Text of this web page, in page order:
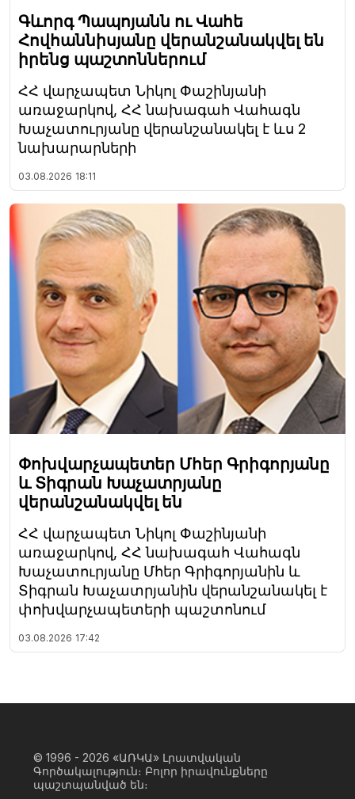
Գևորգ Պապոյանն ու Վահե
Հովհաննիսյանը վերանշանակվել են
իրենց պաշտոններում
ՀՀ վարչապետ Նիկոլ Փաշինյանի
առաջարկով, ՀՀ նախագահ Վահագն
Խաչատուրյանը վերանշանակել է ևս 2
նախարարների
03.08.2026 18:11
Փոխվարչապետեր Մհեր Գրիգորյանը
և Տիգրան Խաչատրյանը
վերանշանակվել են
ՀՀ վարչապետ Նիկոլ Փաշինյանի
առաջարկով, ՀՀ նախագահ Վահագն
Խաչատուրյանը Մհեր Գրիգորյանին և
Տիգրան Խաչատրյանին վերանշանակել է
փոխվարչապետերի պաշտոնում
03.08.2026 17:42
© 1996 - 2026 «ԱՌԿԱ» Լրատվական
Գործակալություն։ Բոլոր իրավունքները
պաշտպանված են։